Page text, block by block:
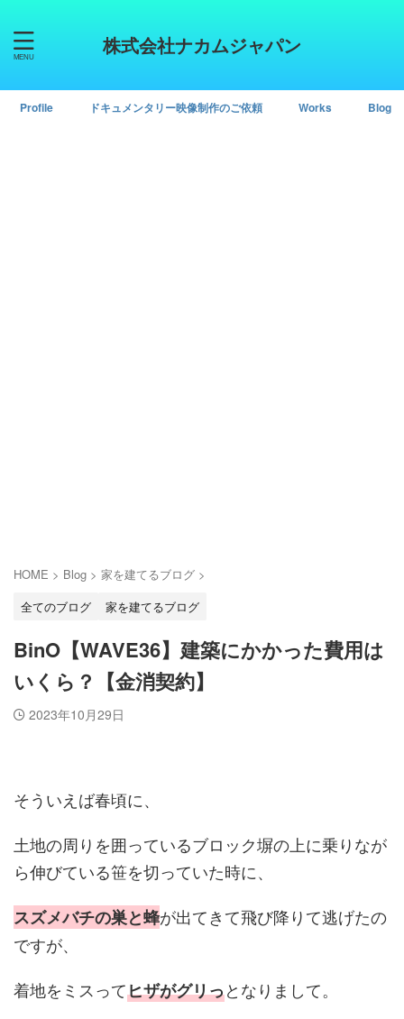
株式会社ナカムジャパン
Profile ドキュメンタリー映像制作のご依頼 Works Blog
HOME > Blog > 家を建てるブログ >
全てのブログ
家を建てるブログ
BinO【WAVE36】建築にかかった費用は
いくら？【金消契約】
2023年10月29日
そういえば春頃に、
土地の周りを囲っているブロック塀の上に乗りなが
ら伸びている笹を切っていた時に、
スズメバチの巣と蜂が出てきて飛び降りて逃げたの
ですが、
着地をミスってヒザがグリっとなりまして。